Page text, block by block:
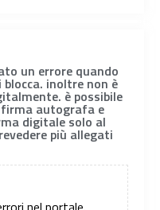
un errore quando
inoltre non è
è possibile
firma autografa e
digitale solo al
più allegati